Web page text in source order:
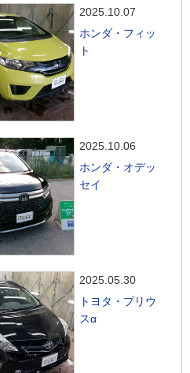
2025.10.07
ホンダ・フィッ
ト
2025.10.06
ホンダ・オデッ
セイ
2025.05.30
トヨタ・プリウ
スα